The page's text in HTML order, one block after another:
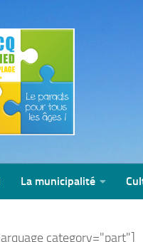
La municipalité
category="part"]